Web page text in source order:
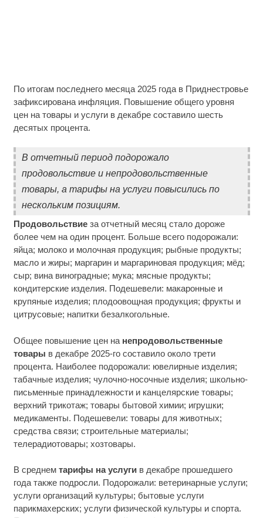
По итогам последнего месяца 2025 года в Приднестровье
зафиксирована инфляция. Повышение общего уровня
цен на товары и услуги в декабре составило шесть
десятых процента.
В отчетный период подорожало
продовольствие и непродовольственные
товары, а тарифы на услуги повысились по
нескольким позициям.
Продовольствиеза отчетный месяц стало дороже
более чем на один процент. Больше всего подорожали:
яйца; молоко и молочная продукция; рыбные продукты;
масло и жиры; маргарин и маргариновая продукция; мёд;
сыр; вина виноградные; мука; мясные продукты;
кондитерские изделия. Подешевели: макаронные и
крупяные изделия; плодоовощная продукция; фрукты и
цитрусовые; напитки безалкогольные.
Общее повышение цен на непродовольственные
товары в декабре 2025-го составило около трети
процента. Наиболее подорожали: ювелирные изделия;
табачные изделия; чулочно-носочные изделия; школьно-
письменные принадлежности и канцелярские товары;
верхний трикотаж; товары бытовой химии; игрушки;
медикаменты. Подешевели: товары для животных;
средства связи; строительные материалы;
телерадиотовары; хозтовары.
В среднем тарифы на услугив декабре прошедшего
года также подросли. Подорожали: ветеринарные услуги;
услуги организаций культуры; бытовые услуги
парикмахерских; услуги физической культуры и спорта.